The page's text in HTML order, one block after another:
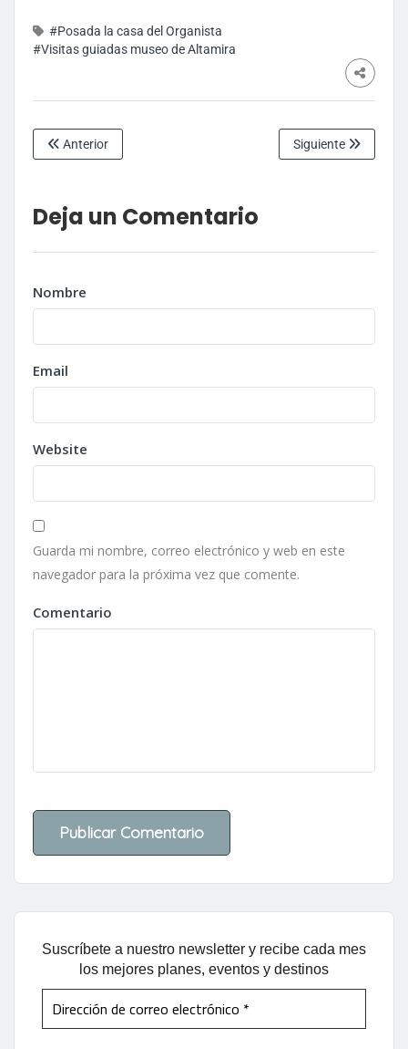
#Posada la casa del Organista
#Visitas guiadas museo de Altamira
Anterior Siguiente
Deja un Comentario
Nombre
Email
Website
Guarda mi nombre, correo electrónico y web en este
navegador para la próxima vez que comente.
Comentario
Suscríbete a nuestro newsletter y recibe cada mes
los mejores planes, eventos y destinos